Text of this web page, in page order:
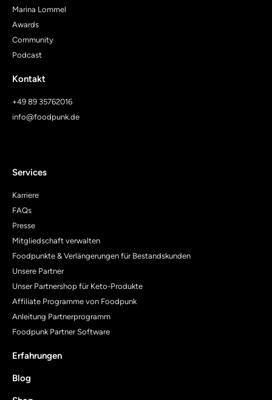
Marina Lommel
Awards
Community
Podcast
Kontakt
+49 89 35762016
info@foodpunk.de
Services
Karriere
FAQs
Presse
Mitgliedschaft verwalten
Foodpunkte & Verlängerungen für Bestandskunden
Unsere Partner
Unser Partnershop für Keto-Produkte
Affiliate Programme von Foodpunk
Anleitung Partnerprogramm
Foodpunk Partner Software
Erfahrungen
Blog